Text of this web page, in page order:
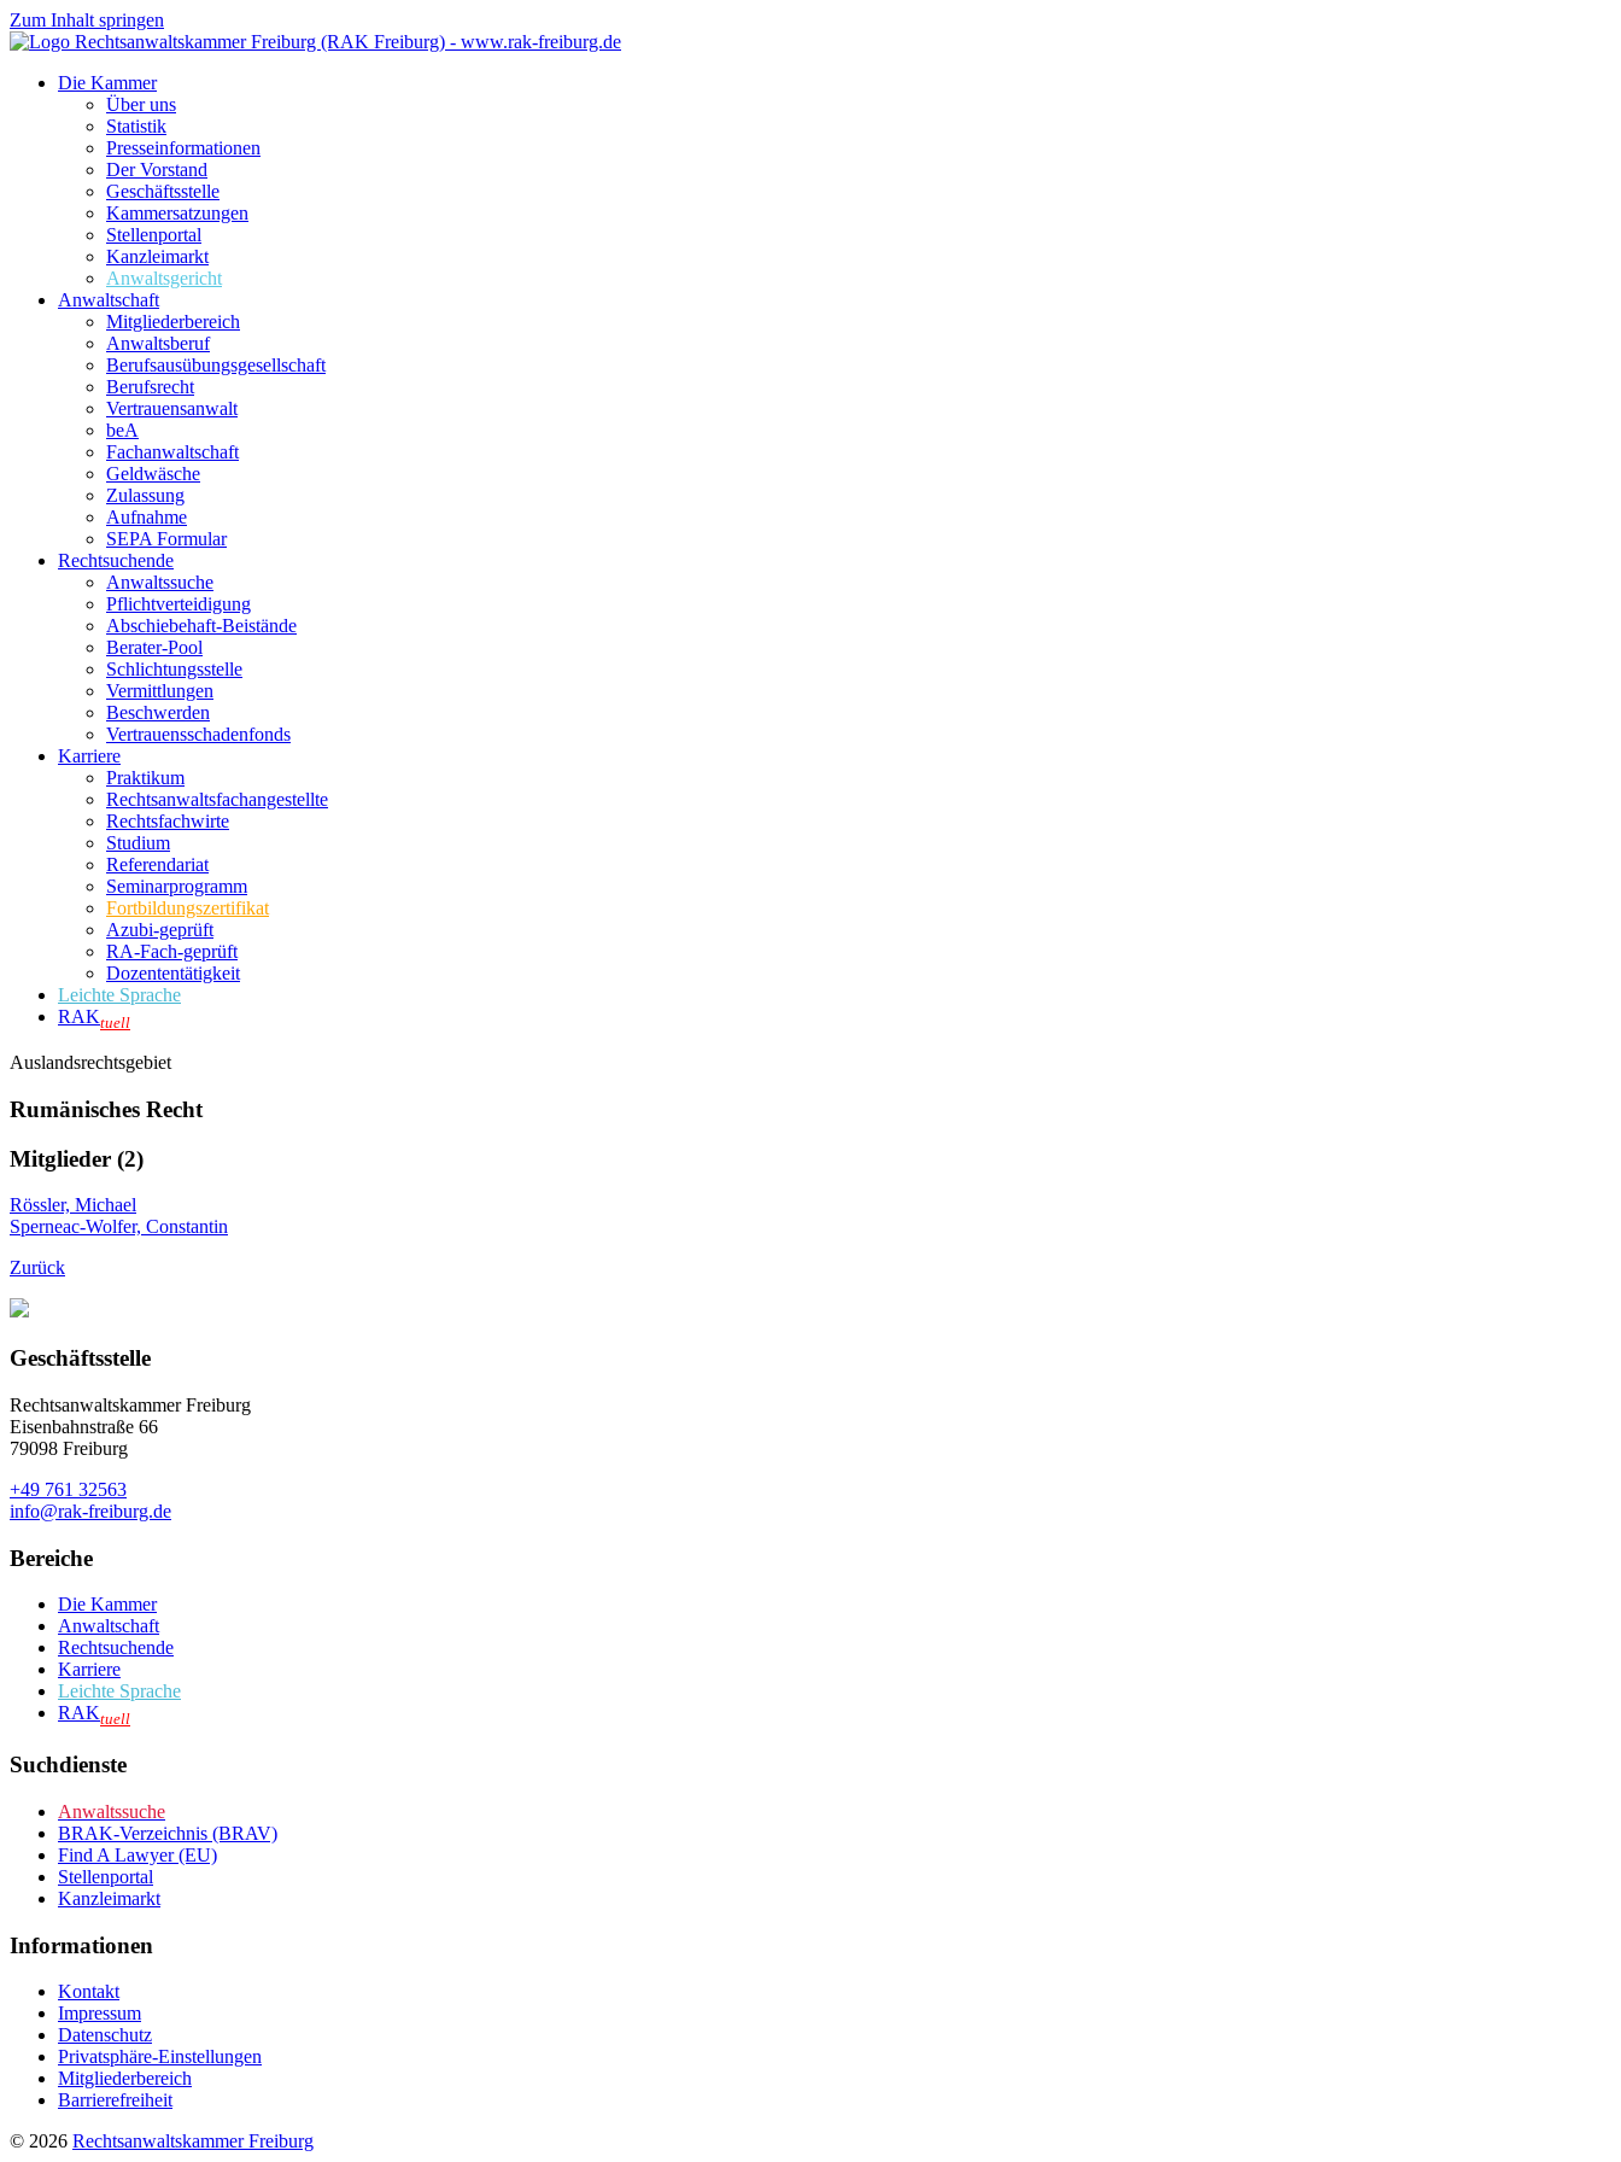
Zum Inhalt springen
Die Kammer
Über uns
Statistik
Presseinformationen
Der Vorstand
Geschäftsstelle
Kammersatzungen
Stellenportal
Kanzleimarkt
Anwaltsgericht
Anwaltschaft
Mitgliederbereich
Anwaltsberuf
Berufsausübungs­gesellschaft
Berufsrecht
Vertrauensanwalt
beA
Fachanwaltschaft
Geldwäsche
Zulassung
Aufnahme
SEPA Formular
Rechtsuchende
Anwaltssuche
Pflichtverteidigung
Abschiebehaft-Beistände
Berater-Pool
Schlichtungsstelle
Vermittlungen
Beschwerden
Vertrauensschadenfonds
Karriere
Praktikum
Rechtsanwalts­fachangestellte
Rechtsfachwirte
Studium
Referendariat
Seminarprogramm
Fortbildungszertifikat
Azubi-geprüft
RA-Fach-geprüft
Dozententätigkeit
Leichte Sprache
RAKtuell
Auslandsrechtsgebiet
Rumänisches Recht
Mitglieder (2)
Rössler, Michael
Sperneac-Wolfer, Constantin
Zurück
Geschäftsstelle
Rechtsanwaltskammer Freiburg
Eisenbahnstraße 66
79098 Freiburg
+49 761 32563
info@rak-freiburg.de
Bereiche
Die Kammer
Anwaltschaft
Rechtsuchende
Karriere
Leichte Sprache
RAKtuell
Suchdienste
Anwaltssuche
BRAK-Verzeichnis (BRAV)
Find A Lawyer (EU)
Stellenportal
Kanzleimarkt
Informationen
Kontakt
Impressum
Datenschutz
Privatsphäre-Einstellungen
Mitgliederbereich
Barrierefreiheit
© 2026 Rechtsanwaltskammer Freiburg